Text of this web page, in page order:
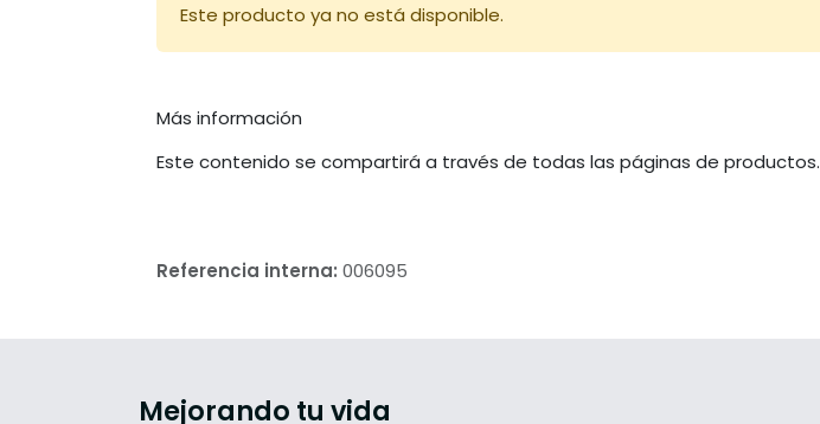
Este producto ya no está disponible.
Más información
Este contenido se compartirá a través de todas las páginas de productos.
Referencia interna: 006095
Mejorando tu vida